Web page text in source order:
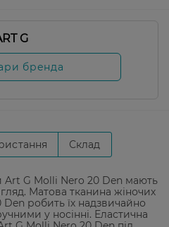
G
бренда
Склад
Art G Molli Nero 20 Den мають
Матова тканина жіночих
робить їх надзвичайно
у носінні. Еластична